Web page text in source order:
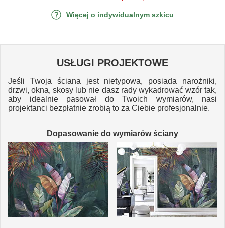
Więcej o indywidualnym szkicu
USŁUGI PROJEKTOWE
Jeśli Twoja ściana jest nietypowa, posiada narożniki,
drzwi, okna, skosy lub nie dasz rady wykadrować wzór tak,
aby idealnie pasował do Twoich wymiarów, nasi
projektanci bezpłatnie zrobią to za Ciebie profesjonalnie.
Dopasowanie do wymiarów ściany